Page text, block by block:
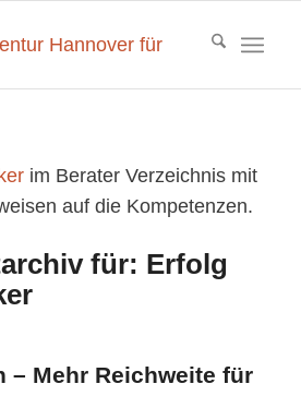
im Berater Verzeichnis mit
auf die Kompetenzen.
für: Erfolg
– Mehr Reichweite für